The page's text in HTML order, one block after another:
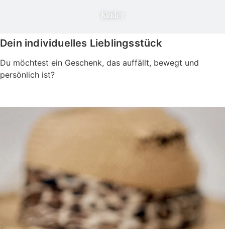
Kinder
Dein individuelles Lieblingsstück
Du möchtest ein Geschenk, das auffällt, bewegt und
persönlich ist?